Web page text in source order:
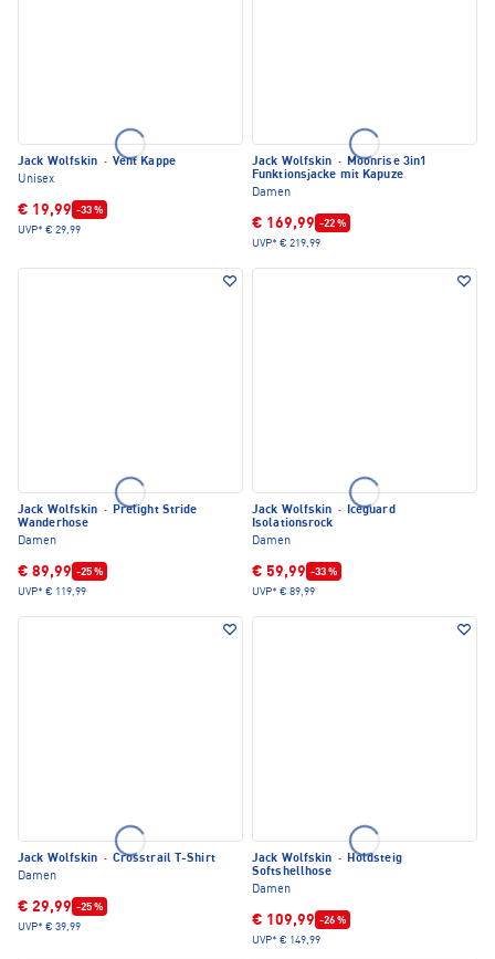
Jack Wolfskin · Vent Kappe
Unisex
€ 19,99 -33 %
UVP* € 29,99
Jack Wolfskin · Moonrise 3in1
Funktionsjacke mit Kapuze
Damen
€ 169,99 -22 %
UVP* € 219,99
Jack Wolfskin · Prelight Stride
Wanderhose
Damen
€ 89,99 -25 %
UVP* € 119,99
Jack Wolfskin · Iceguard
Isolationsrock
Damen
€ 59,99 -33 %
UVP* € 89,99
Jack Wolfskin · Crosstrail T-Shirt
Damen
€ 29,99 -25 %
UVP* € 39,99
Jack Wolfskin · Holdsteig
Softshellhose
Damen
€ 109,99 -26 %
UVP* € 149,99